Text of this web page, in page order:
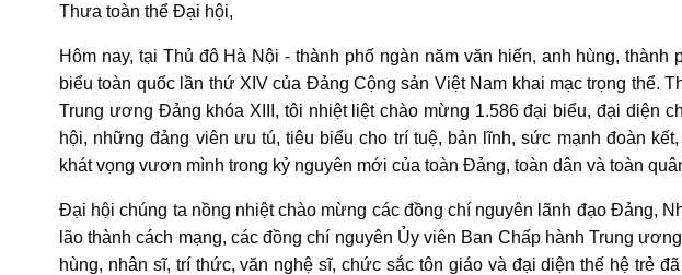
Thưa toàn thể Đại hội,
Hôm nay, tại Thủ đô Hà Nội - thành phố ngàn năm văn hiến, anh hùng,
biểu toàn quốc lần thứ XIV của Đảng Cộng sản Việt Nam khai mạc trọng thể.
Trung ương Đảng khóa XIII, tôi nhiệt liệt chào mừng 1.586 đại biểu, đại diện
hội, những đảng viên ưu tú, tiêu biểu cho trí tuệ, bản lĩnh, sức mạnh đoàn
khát vọng vươn mình trong kỷ nguyên mới của toàn Đảng, toàn dân và toàn
Đại hội chúng ta nồng nhiệt chào mừng các đồng chí nguyên lãnh đạo Đảng,
lão thành cách mạng, các đồng chí nguyên Ủy viên Ban Chấp hành Trung
hùng, nhân sĩ, trí thức, văn nghệ sĩ, chức sắc tôn giáo và đại diện thế hệ trẻ